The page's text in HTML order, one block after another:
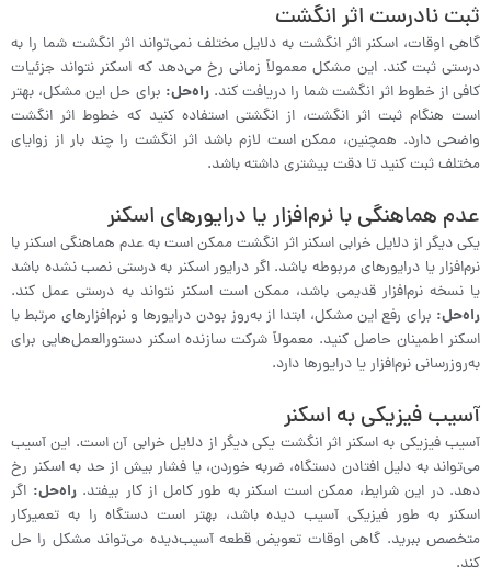
ثبت نادرست اثر انگشت
گاهی اوقات، اسکنر اثر انگشت به دلایل مختلف نمی‌تواند اثر انگشت شما را به
درستی ثبت کند. این مشکل معمولاً زمانی رخ می‌دهد که اسکنر نتواند جزئیات
کافی از خطوط اثر انگشت شما را دریافت کند.راه‌حل: برای حل این مشکل، بهتر
است هنگام ثبت اثر انگشت، از انگشتی استفاده کنید که خطوط اثر انگشت
واضحی دارد. همچنین، ممکن است لازم باشد اثر انگشت را چند بار از زوایای
مختلف ثبت کنید تا دقت بیشتری داشته باشد.
عدم هماهنگی با نرم‌افزار یا درایورهای اسکنر
یکی دیگر از دلایل خرابی اسکنر اثر انگشت ممکن است به عدم هماهنگی اسکنر با
نرم‌افزار یا درایورهای مربوطه باشد. اگر درایور اسکنر به درستی نصب نشده باشد
یا نسخه نرم‌افزار قدیمی باشد، ممکن است اسکنر نتواند به درستی عمل کند.
راه‌حل: برای رفع این مشکل، ابتدا از به‌روز بودن درایورها و نرم‌افزارهای مرتبط با
اسکنر اطمینان حاصل کنید. معمولاً شرکت سازنده اسکنر دستورالعمل‌هایی برای
به‌روزرسانی نرم‌افزار یا درایورها دارد.
آسیب فیزیکی به اسکنر
آسیب فیزیکی به اسکنر اثر انگشت یکی دیگر از دلایل خرابی آن است. این آسیب
می‌تواند به دلیل افتادن دستگاه، ضربه خوردن، یا فشار بیش از حد به اسکنر رخ
دهد. در این شرایط، ممکن است اسکنر به طور کامل از کار بیفتد.راه‌حل: اگر
اسکنر به طور فیزیکی آسیب دیده باشد، بهتر است دستگاه را به تعمیرکار
متخصص ببرید. گاهی اوقات تعویض قطعه آسیب‌دیده می‌تواند مشکل را حل
کند.